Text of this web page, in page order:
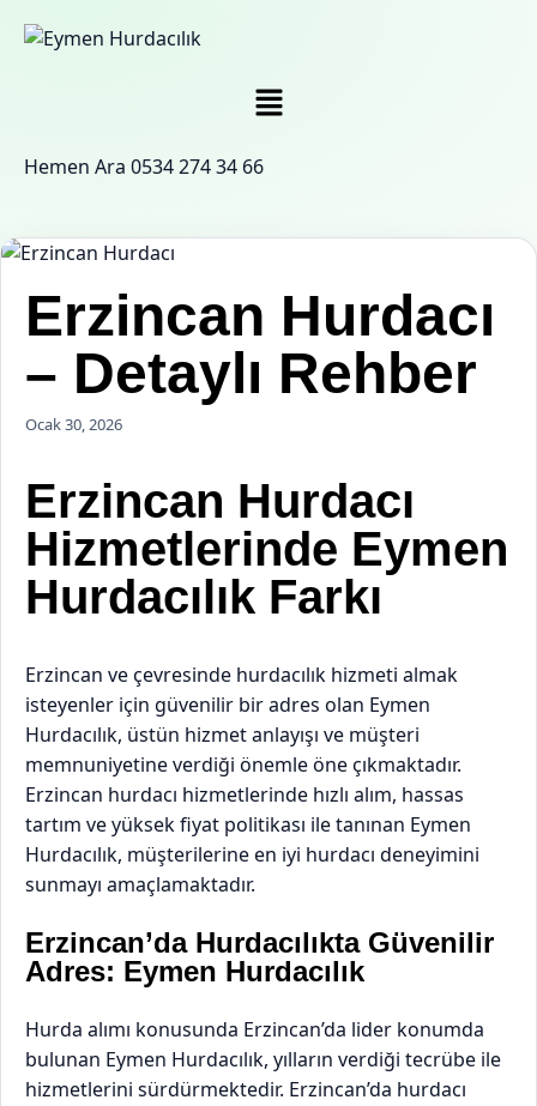
Hemen Ara 0534 274 34 66
Erzincan Hurdacı
– Detaylı Rehber
Ocak 30, 2026
Erzincan Hurdacı
Hizmetlerinde Eymen
Hurdacılık Farkı
Erzincan ve çevresinde hurdacılık hizmeti almak
isteyenler için güvenilir bir adres olan Eymen
Hurdacılık, üstün hizmet anlayışı ve müşteri
memnuniyetine verdiği önemle öne çıkmaktadır.
Erzincan hurdacı hizmetlerinde hızlı alım, hassas
tartım ve yüksek fiyat politikası ile tanınan Eymen
Hurdacılık, müşterilerine en iyi hurdacı deneyimini
sunmayı amaçlamaktadır.
Erzincan’da Hurdacılıkta Güvenilir
Adres: Eymen Hurdacılık
Hurda alımı konusunda Erzincan’da lider konumda
bulunan Eymen Hurdacılık, yılların verdiği tecrübe ile
hizmetlerini sürdürmektedir. Erzincan’da hurdacı